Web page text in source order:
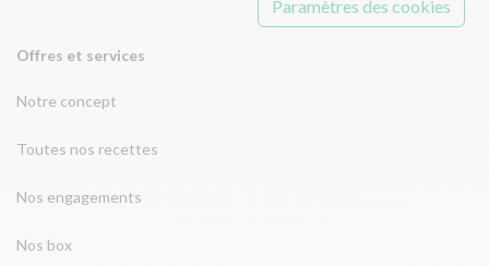
Offres et services
Notre concept
Toutes nos recettes
Nos engagements
Nos box
Paramètres des cookies